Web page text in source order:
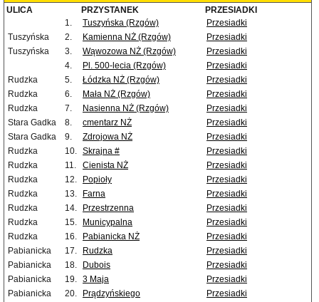
ULICA PRZYSTANEK
PRZESIADKI
1.
Tuszyńska (Rzgów)
Przesiadki
Tuszyńska
2. Kamienna NŻ (Rzgów)
Przesiadki
Tuszyńska
3. Wąwozowa NŻ (Rzgów)
Przesiadki
4.
Pl. 500-lecia (Rzgów)
Przesiadki
Rudzka
5. Łódzka NŻ (Rzgów)
Przesiadki
Rudzka
6. Mała NŻ (Rzgów)
Przesiadki
Rudzka
7. Nasienna NŻ (Rzgów)
Przesiadki
Stara Gadka
8. cmentarz NŻ
Przesiadki
Stara Gadka
9. Zdrojowa NŻ
Przesiadki
Rudzka
10. Skrajna #
Przesiadki
Rudzka
11. Cienista NŻ
Przesiadki
Rudzka
12. Popioły
Przesiadki
Rudzka
13. Farna
Przesiadki
Rudzka
14. Przestrzenna
Przesiadki
Rudzka
15. Municypalna
Przesiadki
Rudzka
16. Pabianicka NŻ
Przesiadki
Pabianicka
17. Rudzka
Przesiadki
Pabianicka
18. Dubois
Przesiadki
Pabianicka
19. 3 Maja
Przesiadki
Pabianicka
20. Prądzyńskiego
Przesiadki